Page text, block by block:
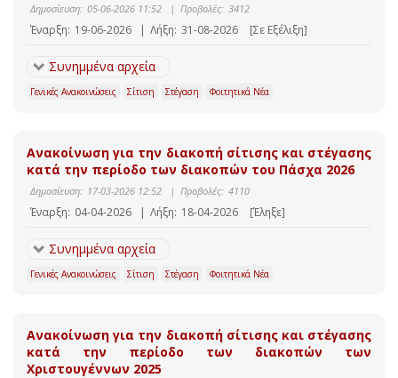
Δημοσίευση: 05-06-2026 11:52 | Προβολές: 3412
Έναρξη: 19-06-2026 | Λήξη: 31-08-2026 [Σε Εξέλιξη]
Συνημμένα αρχεία
Γενικές Ανακοινώσεις Σίτιση Στέγαση Φοιτητικά Νέα
Ανακοίνωση για την διακοπή σίτισης και στέγασης
κατά την περίοδο των διακοπών του Πάσχα 2026
Δημοσίευση: 17-03-2026 12:52 | Προβολές: 4110
Έναρξη: 04-04-2026 | Λήξη: 18-04-2026 [Έληξε]
Συνημμένα αρχεία
Γενικές Ανακοινώσεις Σίτιση Στέγαση Φοιτητικά Νέα
Ανακοίνωση για την διακοπή σίτισης και στέγασης
κατά την περίοδο των διακοπών των
Χριστουγέννων 2025